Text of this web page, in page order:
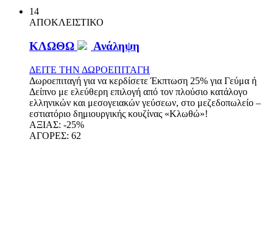
14
ΑΠΟΚΛΕΙΣΤΙΚΟ
ΚΛΩΘΩ Ανάληψη
ΔΕΙΤΕ ΤΗΝ ΔΩΡΟΕΠΙΤΑΓΗ
Δωροεπιταγή για να κερδίσετε Έκπτωση 25% για Γεύμα ή
Δείπνο με ελεύθερη επιλογή από τον πλούσιο κατάλογο
ελληνικών και μεσογειακών γεύσεων, στο μεζεδοπωλείο –
εστιατόριο δημιουργικής κουζίνας «Κλωθώ»!
ΑΞΙΑΣ: -25%
ΑΓΟΡΕΣ: 62